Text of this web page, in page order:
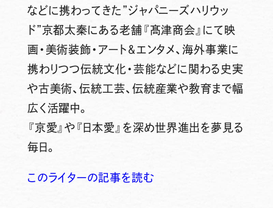
などに携わってきた”ジャパニーズハリウッ
ド”京都太秦にある老舗『髙津商会』にて映
画・美術装飾・アート＆エンタメ、海外事業に
携わりつつ伝統文化・芸能などに関わる史実
や古美術、伝統工芸、伝統産業や教育まで幅
広く活躍中。
『京愛』や『日本愛』を深め世界進出を夢見る
毎日。
このライターの記事を読む